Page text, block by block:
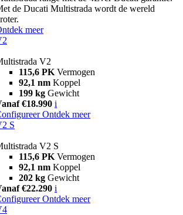
de Ducati Multistrada wordt de wereld
meer
V2
115,6 PK Vermogen
92,1 nm Koppel
199 kg Gewicht
€18.990 i
Ontdek meer
S
V2 S
115,6 PK Vermogen
92,1 nm Koppel
202 kg Gewicht
€22.290 i
Ontdek meer